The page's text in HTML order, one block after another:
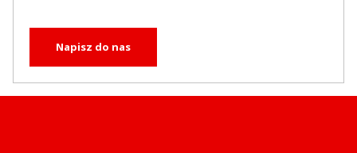
Napisz do nas